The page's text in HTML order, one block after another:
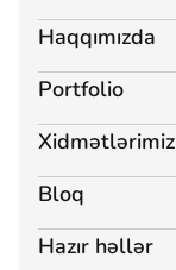
Haqqımızda
Portfolio
Xidmətlərimiz
Bloq
Hazır həllər